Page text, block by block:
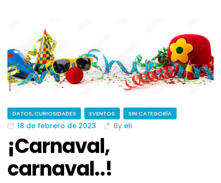
DATOS, CURIOSIDADES EVENTOS SIN CATEGORÍA
18 de febrero de 2023 By eli
¡Carnaval,
carnaval..!